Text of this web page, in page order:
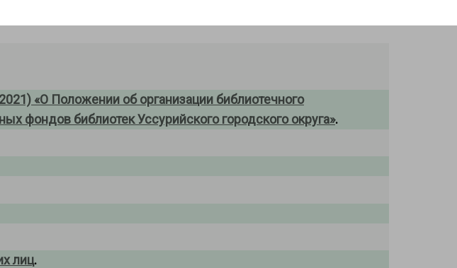
«О Положении об организации библиотечного
фондов библиотек Уссурийского городского округа».
лиц.